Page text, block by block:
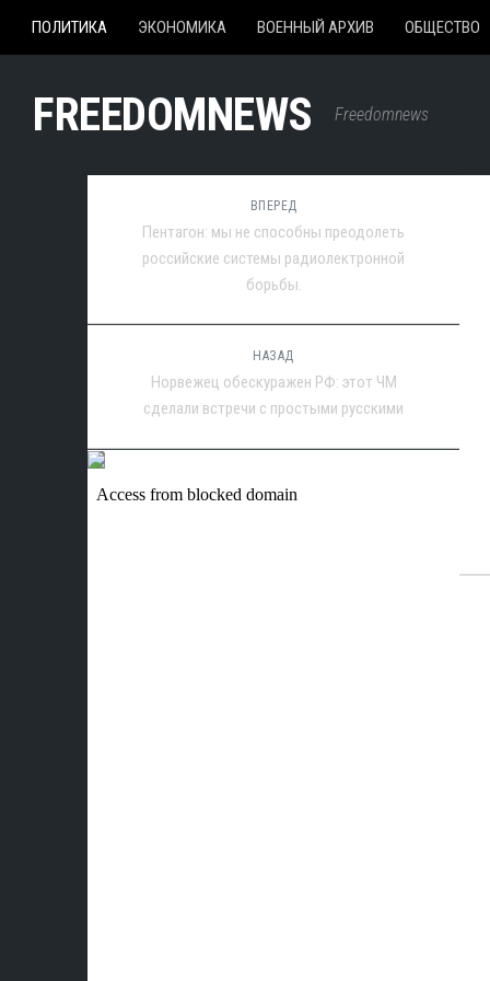
ПОЛИТИКА ЭКОНОМИКА ВОЕННЫЙ АРХИВ ОБЩЕСТВО
FREEDOMNEWS Freedomnews
ВПЕРЕД
Пентагон: мы не способны преодолеть
российские системы радиолектронной
борьбы.
НАЗАД
Норвежец обескуражен РФ: этот ЧМ
сделали встречи с простыми русскими